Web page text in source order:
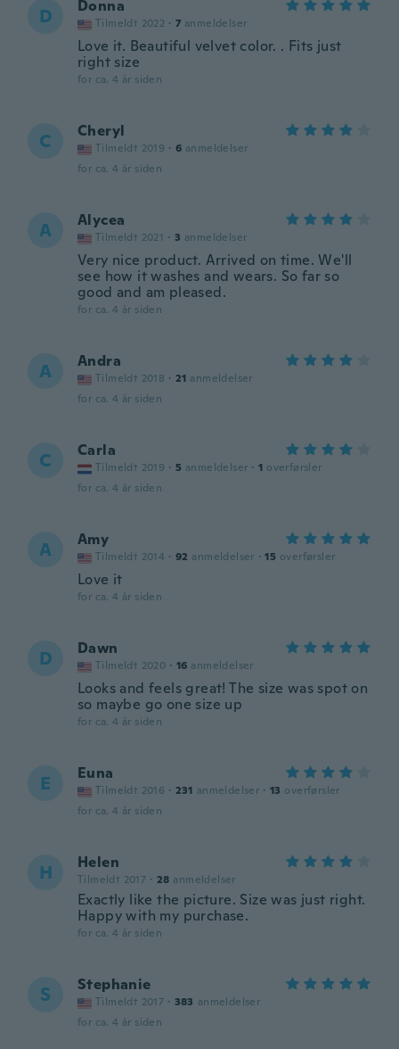
D Donna
Tilmeldt 2022 · 7 anmeldelser
Love it. Beautiful velvet color. . Fits just
right size
for ca. 4 år siden
C Cheryl
Tilmeldt 2019 · 6 anmeldelser
for ca. 4 år siden
A Alycea
Tilmeldt 2021 · 3 anmeldelser
Very nice product. Arrived on time. We'll
see how it washes and wears. So far so
good and am pleased.
for ca. 4 år siden
A Andra
Tilmeldt 2018 · 21 anmeldelser
for ca. 4 år siden
C Carla
Tilmeldt 2019 · 5 anmeldelser · 1 overførsler
for ca. 4 år siden
A Amy
Tilmeldt 2014 · 92 anmeldelser · 15 overførsler
Love it
for ca. 4 år siden
D Dawn
Tilmeldt 2020 · 16 anmeldelser
Looks and feels great! The size was spot on
so maybe go one size up
for ca. 4 år siden
E Euna
Tilmeldt 2016 · 231 anmeldelser · 13 overførsler
for ca. 4 år siden
H Helen
Tilmeldt 2017 · 28 anmeldelser
Exactly like the picture. Size was just right.
Happy with my purchase.
for ca. 4 år siden
S Stephanie
Tilmeldt 2017 · 383 anmeldelser
for ca. 4 år siden